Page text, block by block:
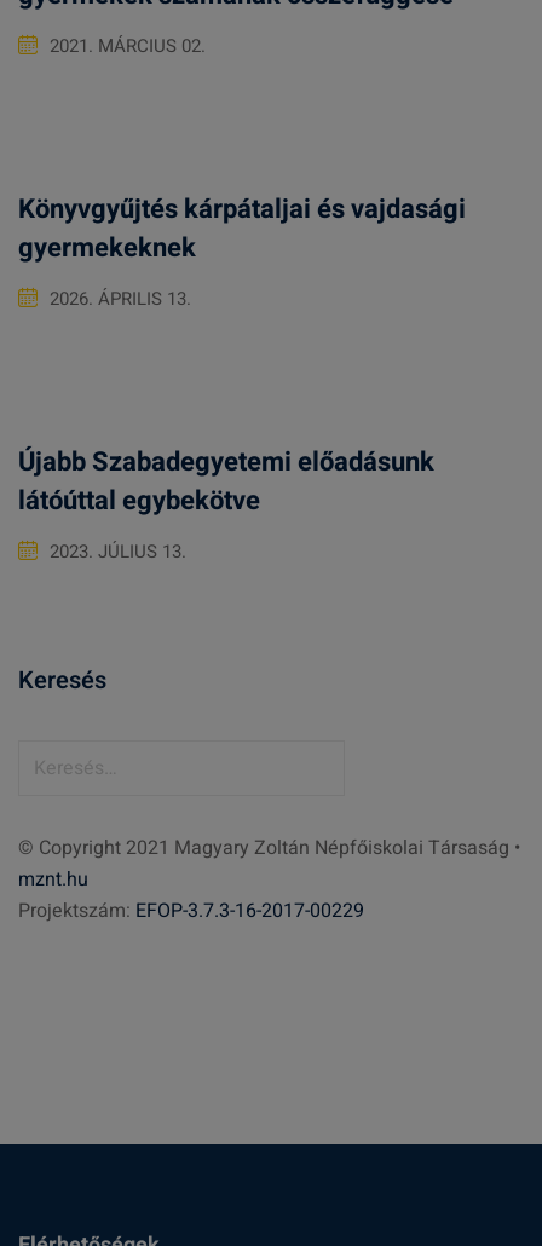
2021. MÁRCIUS 02.
Könyvgyűjtés kárpátaljai és vajdasági
gyermekeknek
2026. ÁPRILIS 13.
Újabb Szabadegyetemi előadásunk
látóúttal egybekötve
2023. JÚLIUS 13.
Keresés
e
s
é
© Copyright 2021 Magyary Zoltán Népfőiskolai Társaság •
mznt.hu
Projektszám: EFOP-3.7.3-16-2017-00229